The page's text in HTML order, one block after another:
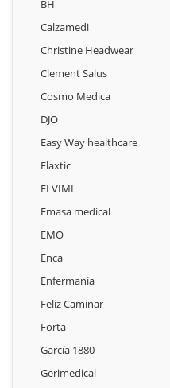
BH
Calzamedi
Christine Headwear
Clement Salus
Cosmo Medica
DJO
Easy Way healthcare
Elaxtic
ELVIMI
Emasa medical
EMO
Enca
Enfermanía
Feliz Caminar
Forta
García 1880
Gerimedical